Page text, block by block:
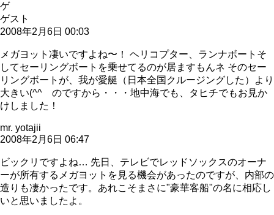
ゲ
ゲスト
2008年2月6日 00:03
メガヨット凄いですよね〜！ ヘリコプター、ランナボートそ
してセーリングボートを乗せてるのが居ますもんネ そのセー
リングボートが、我が愛艇（日本全国クルージングした）より
大きい(^^ゞのですから・・・地中海でも、タヒチでもお見か
けしました！
mr. yotajii
2008年2月6日 06:47
ビックリですよね… 先日、テレビでレッドソックスのオーナ
ーが所有するメガヨットを見る機会があったのですが、内部の
造りも凄かったです。あれこそまさに"豪華客船"の名に相応し
いと思いましたよ。